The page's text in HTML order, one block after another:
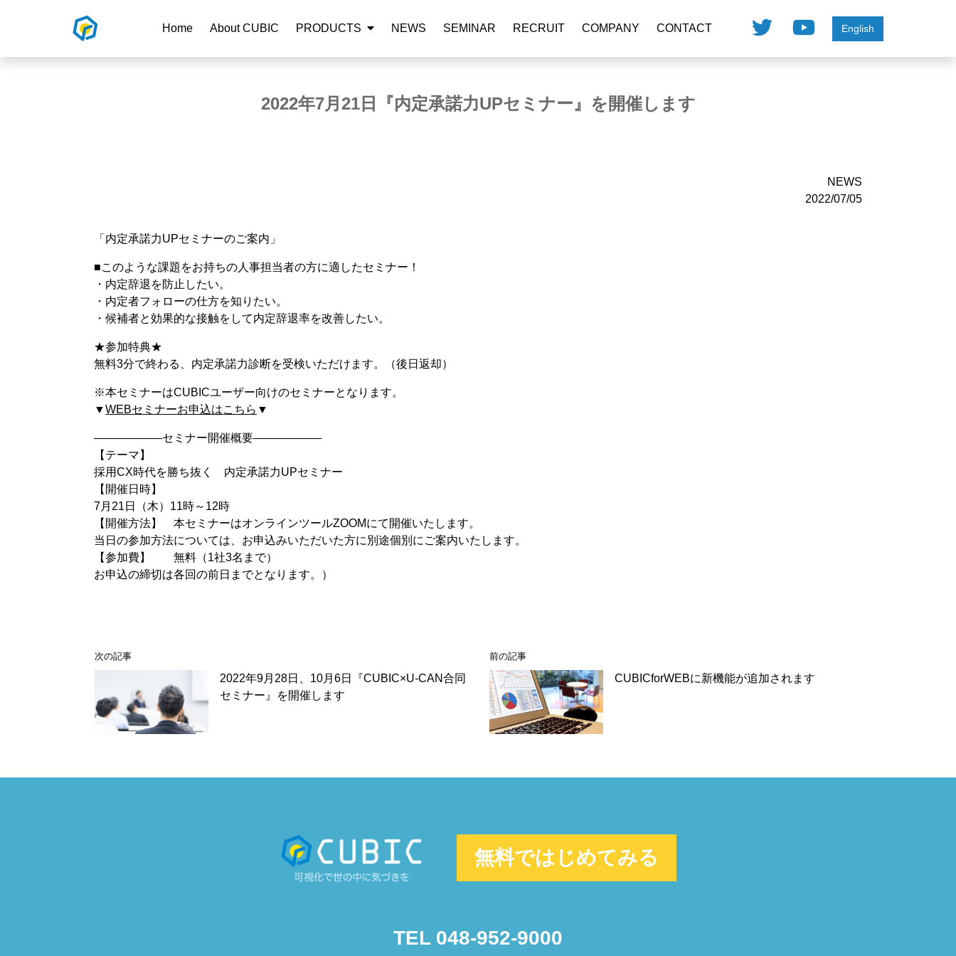
Home About CUBIC PRODUCTS NEWS SEMINAR RECRUIT COMPANY CONTACT English
2022年7月21日『内定承諾力UPセミナー』を開催します
NEWS
2022/07/05
「内定承諾力UPセミナーのご案内」
■このような課題をお持ちの人事担当者の方に適したセミナー！
・内定辞退を防止したい。
・内定者フォローの仕方を知りたい。
・候補者と効果的な接触をして内定辞退率を改善したい。
★参加特典★
無料3分で終わる、内定承諾力診断を受検いただけます。（後日返却）
※本セミナーはCUBICユーザー向けのセミナーとなります。
▼WEBセミナーお申込はこちら ▼
——————セミナー開催概要——————
【テーマ】
採用CX時代を勝ち抜く 内定承諾力UPセミナー
【開催日時】
7月21日（木）11時～12時
【開催方法】 本セミナーはオンラインツールZOOMにて開催いたします。
当日の参加方法については、お申込みいただいた方に別途個別にご案内いたします。
【参加費】 無料（1社3名まで）
お申込の締切は各回の前日までとなります。）
次の記事
2022年9月28日、10月6日『CUBIC×U-CAN合同
セミナー』を開催します
前の記事
CUBICforWEBに新機能が追加されます
無料ではじめてみる
TEL 048-952-9000